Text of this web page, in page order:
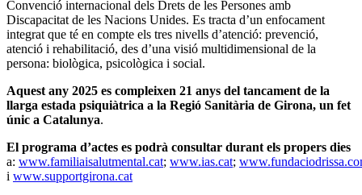
Convenció internacional dels Drets de les Persones amb
Discapacitat de les Nacions Unides. Es tracta d’un enfocament
integrat que té en compte els tres nivells d’atenció: prevenció,
atenció i rehabilitació, des d’una visió multidimensional de la
persona: biològica, psicològica i social.
Aquest any 2025 es compleixen 21 anys del tancament de la
llarga estada psiquiàtrica a la Regió Sanitària de Girona, un fet
únic a Catalunya.
El programa d’actes es podrà consultar durant els propers dies
a: www.familiaisalutmental.cat; www.ias.cat;
i www.supportgirona.cat